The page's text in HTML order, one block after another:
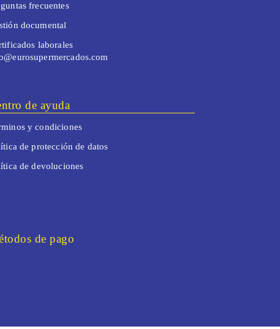
frecuentes
documental
laborales
de ayuda
y condiciones
de protección de datos
de devoluciones
de pago